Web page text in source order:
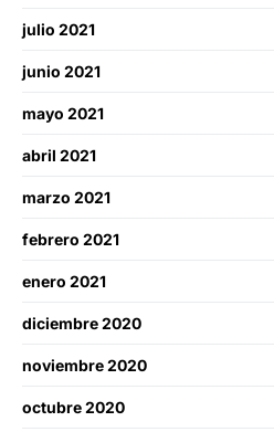
julio 2021
junio 2021
mayo 2021
abril 2021
marzo 2021
febrero 2021
enero 2021
diciembre 2020
noviembre 2020
octubre 2020